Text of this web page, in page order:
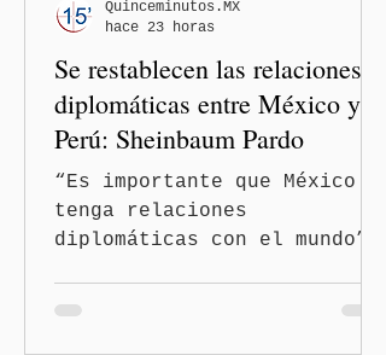
señalados como
discriminatorios hacia
hombres y personas adultas
mayores.
Se restablecen las relaciones
diplomáticas entre México y
Perú: Sheinbaum Pardo
“Es importante que México
tenga relaciones
diplomáticas con el mundo”,
Quinceminutos.MX
hace 23 horas